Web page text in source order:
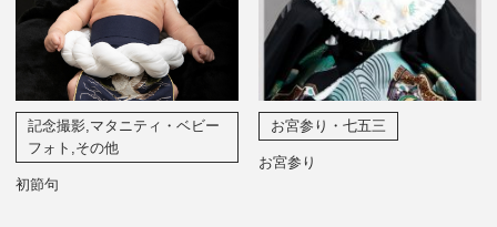
記念撮影,マタニティ・ベビー
フォト,その他
初節句
お宮参り・七五三
お宮参り